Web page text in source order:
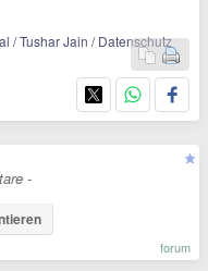
/ Tushar Jain / Datenschutz
-
forum